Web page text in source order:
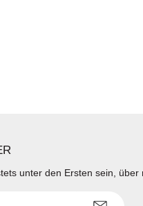
unter den Ersten sein, über